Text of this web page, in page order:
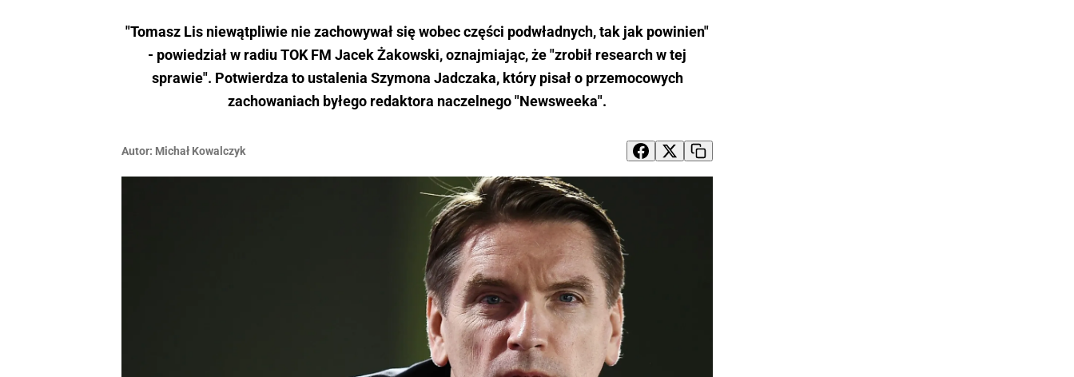
"Tomasz Lis niewątpliwie nie zachowywał się wobec części podwładnych, tak jak powinien"
- powiedział w radiu TOK FM Jacek Żakowski, oznajmiając, że "zrobił research w tej
sprawie". Potwierdza to ustalenia Szymona Jadczaka, który pisał o przemocowych
zachowaniach byłego redaktora naczelnego "Newsweeka".
Autor: Michał Kowalczyk